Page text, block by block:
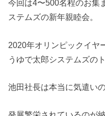
今回は4〜500名程のお集
ステムズの新年親睦会。
2020年オリンピックイヤ
うゆで太郎システムズの
池田社長は本当に気遣い